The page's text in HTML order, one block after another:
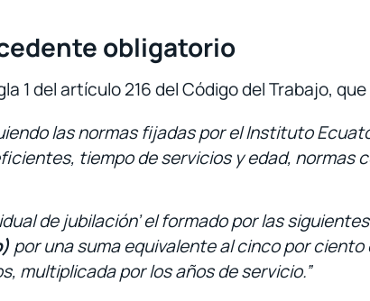
obligatorio
1 del artículo 216 del Código del Trabajo,
las normas fijadas por el Instituto
tiempo de servicios y edad, normas
de jubilación’ el formado por las
por una suma equivalente al cinco por
multiplicada por los años de servicio.”